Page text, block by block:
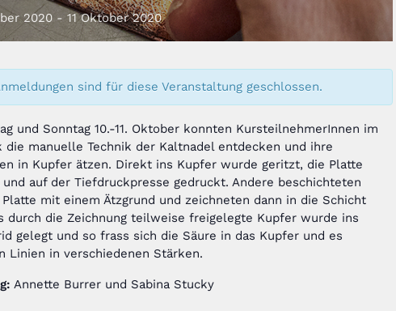
2020 - 11 Oktober 2020
sind für diese Veranstaltung geschlossen.
und Sonntag 10.-11. Oktober konnten KursteilnehmerInnen im
die manuelle Technik der Kaltnadel entdecken und ihre
in Kupfer ätzen. Direkt ins Kupfer wurde geritzt, die Platte
auf der Tiefdruckpresse gedruckt. Andere beschichteten
mit einem Ätzgrund und zeichneten dann in die Schicht
durch die Zeichnung teilweise freigelegte Kupfer wurde ins
gelegt und so frass sich die Säure in das Kupfer und es
Linien in verschiedenen Stärken.
Annette Burrer und Sabina Stucky